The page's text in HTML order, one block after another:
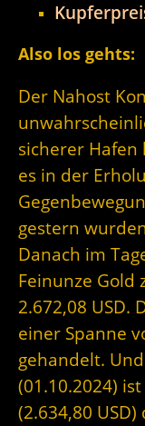
Also los gehts:
Der Nahost
sicherer
es in der
gestern
Danach im
Feinunze Gold
2.672,08 USD.
einer Spanne
gehandelt.
(01.10.2024)
(2.634,80